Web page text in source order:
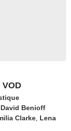
David Benioff
Clarke Lena